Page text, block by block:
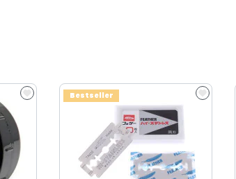
Bestseller